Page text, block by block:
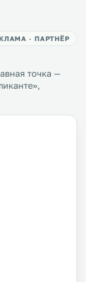
· ПАРТНЁР
точка —